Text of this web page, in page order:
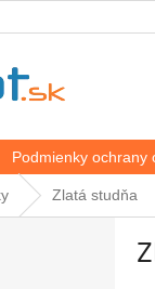
Podmienky ochrany
Zlatá studňa